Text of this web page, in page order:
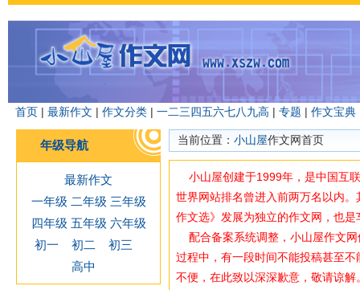
首页 | 最新作文 | 作文分类 | 一二三四五六七八九高 | 专题 | 作文宝典
年级导航
最新作文
一年级 二年级 三年级
四年级 五年级 六年级
初一
初二
初三
高中
当前位置： 小山屋作文网首页
小山屋创建于1999年，是中国互
世界网站排名曾进入前两万名以内
作文选》发展为独立的作文网，也
配合备案系统调整，小山屋作文网
过程中，有一段时间不能投稿甚至
不便，在此致以深深歉意，敬请谅解